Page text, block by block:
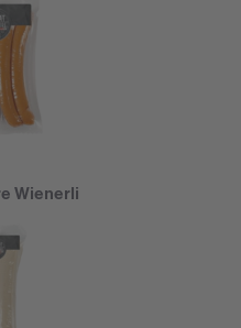
Wienerli